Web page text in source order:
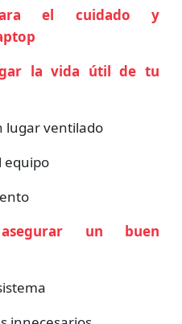
para el cuidado y
la vida útil de tu
lugar ventilado
equipo
un buen